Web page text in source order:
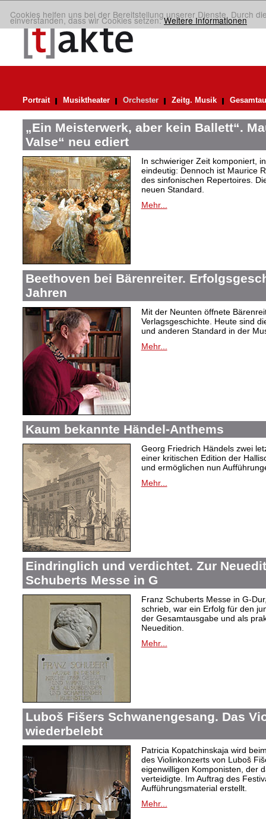
Cookies helfen uns bei der Bereitstellung unserer Dienste. Durch
einverstanden, dass wir Cookies setzen.Weitere Informationen
Portrait Musiktheater Orchester Zeitg. Musik
„Ein Meisterwerk, aber kein Ballett“.
Valse“ neu ediert
In schwieriger Zeit komponiert,
eindeutig: Dennoch ist Maurice
des sinfonischen Repertoires.
neuen Standard.
Mehr...
Beethoven bei Bärenreiter.
Jahren
Mit der Neunten öffnete
Verlagsgeschichte. Heute sind
und anderen Standard in der
Mehr...
Kaum bekannte Händel-Anthems
Georg Friedrich Händels zwei
einer kritischen Edition der
und ermöglichen nun
Mehr...
Eindringlich und verdichtet. Zur
Schuberts Messe in G
Franz Schuberts Messe in G-
schrieb, war ein Erfolg für den
der Gesamtausgabe und als
Neuedition.
Mehr...
Luboš Fišers Schwanengesang. Das
wiederbelebt
Patricia Kopatchinskaja wird
des Violinkonzerts von Luboš
eigenwilligen Komponisten, der
verteidigte. Im Auftrag des
Aufführungsmaterial erstellt.
Mehr...